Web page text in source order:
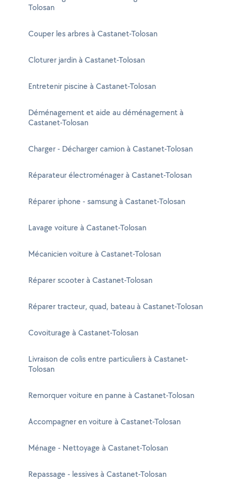
Tolosan
Couper les arbres à Castanet-Tolosan
Cloturer jardin à Castanet-Tolosan
Entretenir piscine à Castanet-Tolosan
Déménagement et aide au déménagement à
Castanet-Tolosan
Charger - Décharger camion à Castanet-Tolosan
Réparateur électroménager à Castanet-Tolosan
Réparer iphone - samsung à Castanet-Tolosan
Lavage voiture à Castanet-Tolosan
Mécanicien voiture à Castanet-Tolosan
Réparer scooter à Castanet-Tolosan
Réparer tracteur, quad, bateau à Castanet-Tolosan
Covoiturage à Castanet-Tolosan
Livraison de colis entre particuliers à Castanet-
Tolosan
Remorquer voiture en panne à Castanet-Tolosan
Accompagner en voiture à Castanet-Tolosan
Ménage - Nettoyage à Castanet-Tolosan
Repassage - lessives à Castanet-Tolosan